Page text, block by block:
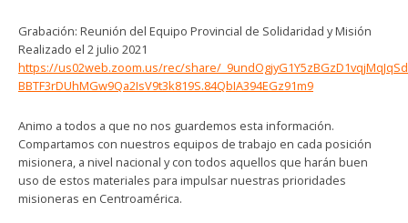
Grabación: Reunión del Equipo Provincial de Solidaridad y Misión
Realizado el 2 julio 2021
https://us02web.zoom.us/rec/share/
BBTF3rDUhMGw9Qa2IsV9t3k819S.84QbIA394EGz91m9
Animo a todos a que no nos guardemos esta información.
Compartamos con nuestros equipos de trabajo en cada posición
misionera, a nivel nacional y con todos aquellos que harán buen
uso de estos materiales para impulsar nuestras prioridades
misioneras en Centroamérica.